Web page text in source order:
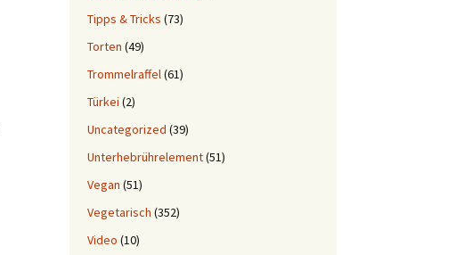
Tipps & Tricks (73)
Torten (49)
Trommelraffel(61)
Türkei (2)
Uncategorized (39)
Unterhebrührelement(51)
Vegan (51)
Vegetarisch (352)
Video (10)